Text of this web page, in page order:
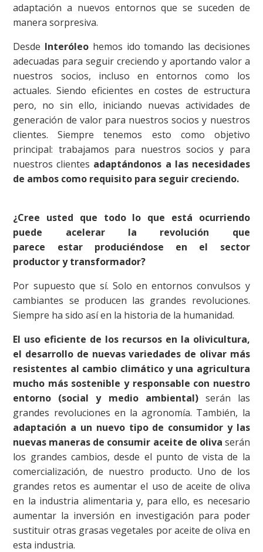
adaptación a nuevos entornos que se suceden de
manera sorpresiva.
Desde Interóleo hemos ido tomando las decisiones
adecuadas para seguir creciendo y aportando valor a
nuestros socios, incluso en entornos como los
actuales. Siendo eficientes en costes de estructura
pero, no sin ello, iniciando nuevas actividades de
generación de valor para nuestros socios y nuestros
clientes. Siempre tenemos esto como objetivo
principal: trabajamos para nuestros socios y para
nuestros clientes adaptándonos a las necesidades
de ambos como requisito para seguir creciendo.
¿Cree usted que todo lo que está ocurriendo
puede acelerar la revolución que
parece estar produciéndose en el sector
productor y transformador?
Por supuesto que sí. Solo en entornos convulsos y
cambiantes se producen las grandes revoluciones.
Siempre ha sido así en la historia de la humanidad.
El uso eficiente de los recursos en la olivicultura,
el desarrollo de nuevas variedades de olivar más
resistentes al cambio climático y una agricultura
mucho más sostenible y responsable con nuestro
entorno (social y medio ambiental)serán las
grandes revoluciones en la agronomía. También, la
adaptación a un nuevo tipo de consumidor y las
nuevas maneras de consumir aceite de oliva serán
los grandes cambios, desde el punto de vista de la
comercialización, de nuestro producto. Uno de los
grandes retos es aumentar el uso de aceite de oliva
en la industria alimentaria y, para ello, es necesario
aumentar la inversión en investigación para poder
sustituir otras grasas vegetales por aceite de oliva en
esta industria.